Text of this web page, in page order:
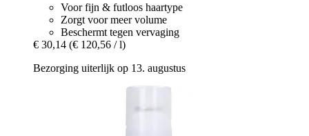
Voor fijn & futloos haartype
Zorgt voor meer volume
Beschermt tegen vervaging
€ 30,14 (€ 120,56 / l)
Bezorging uiterlijk op 13. augustus